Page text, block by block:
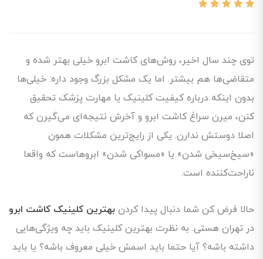
توی چند سال اخیر، روش‌های کاشت ابرو خیلی بهتر شده و
متقاضی‌ها هم بیشتر. اما یک مشکل بزرگ وجود داره: خیلی‌ها
بدون اینکه درباره کیفیت کلینیک یا مهارت پزشک تحقیق
کنن، میرن سراغ کاشت ابرو و آخرش نتیجه‌ای می‌گیرن که
اصلا دوستش ندارن. یکی از رایج‌ترین مشکلات همون
«سیخ‌سیخی شدن» یا «مسواکی شدن» ابروهاست که واقعا
ناراحت‌کننده است.
حالا فرض کن شما دنبال پیدا کردن بهترین کلینیک کاشت ابرو
در تهران هستی. به نظرت بهترین کلینیک باید چه ویژگی‌هایی
داشته باشه؟ آیا حتما باید اسمش خیلی معروف باشه؟ یا باید